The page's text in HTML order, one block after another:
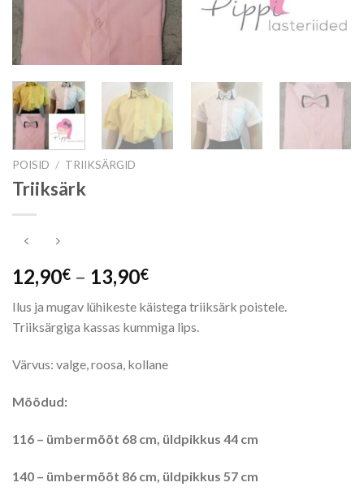
POISID / TRIIKSÄRGID
Triiksärk
12,90€ – 13,90€Hinnavahemik:
kuni
13,90€
Ilus ja mugav lühikeste käistega triiksärk poistele.
Triiksärgiga kassas kummiga lips.
Värvus: valge, roosa, kollane
Mõõdud:
116 – ümbermõõt 68 cm, üldpikkus 44 cm
140 – ümbermõõt 86 cm, üldpikkus 57 cm